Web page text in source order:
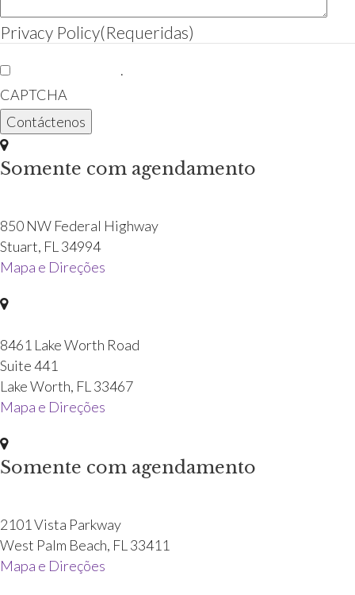
Privacy Policy(Requeridas)
.
CAPTCHA
Somente com agendamento
850 NW Federal Highway
Stuart, FL 34994
Mapa e Direções
8461 Lake Worth Road
Suite 441
Lake Worth, FL 33467
Mapa e Direções
Somente com agendamento
2101 Vista Parkway
West Palm Beach, FL 33411
Mapa e Direções